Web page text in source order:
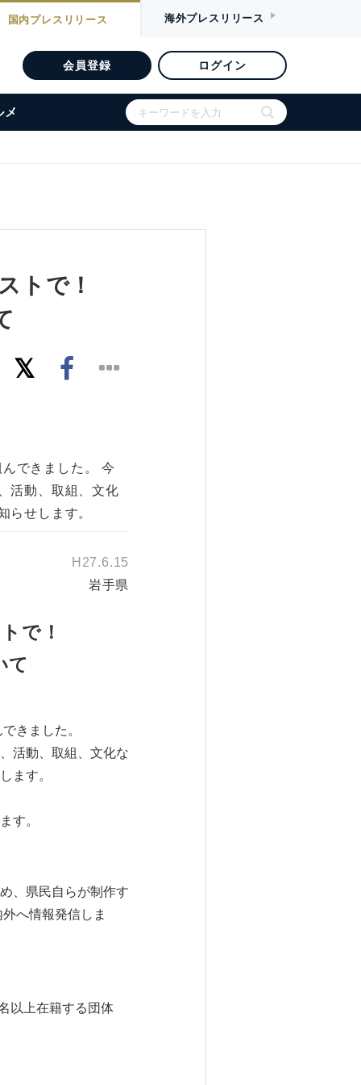
国内プレスリリース 海外プレスリリース
会員登録 ログイン
メ
トで！
できました。 今
活動、取組、文化
らせします。
H27.6.15
岩手県
で！
て
きました。
活動、取組、文化な
ます。
す。
、県民自らが制作す
へ情報発信しま
以上在籍する団体